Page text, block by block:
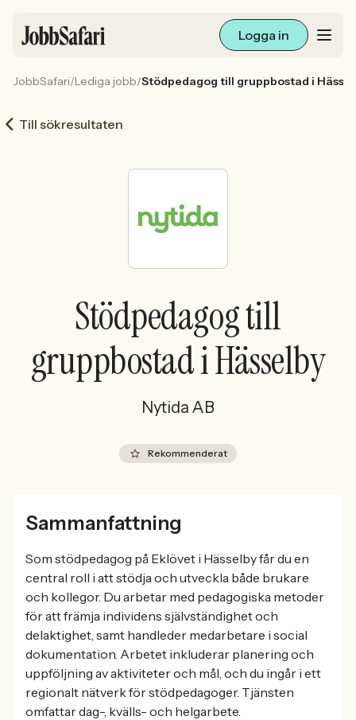
Logga in
Arbetsliv och karriär
För arbetsgivare
Sök med AI
Ny här? Skapa konto
JobbSafari/Lediga jobb/Stödpedagog till gruppbostad i
Till sökresultaten
Stödpedagog till
gruppbostad i Hässelby
Nytida AB
Rekommenderat
Sammanfattning
Som stödpedagog på Eklövet i Hässelby får du en
central roll i att stödja och utveckla både brukare
och kollegor. Du arbetar med pedagogiska metoder
för att främja individens självständighet och
delaktighet, samt handleder medarbetare i social
dokumentation. Arbetet inkluderar planering och
uppföljning av aktiviteter och mål, och du ingår i ett
regionalt nätverk för stödpedagoger. Tjänsten
omfattar dag-, kvälls- och helgarbete.